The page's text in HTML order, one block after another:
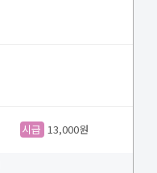
시급 13,000원